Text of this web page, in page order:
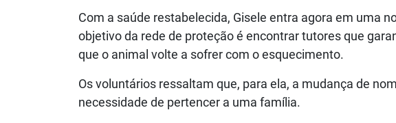
Com a saúde restabelecida, Gisele entra agora em uma
objetivo da rede de proteção é encontrar tutores que
que o animal volte a sofrer com o esquecimento.
Os voluntários ressaltam que, para ela, a mudança de
necessidade de pertencer a uma família.